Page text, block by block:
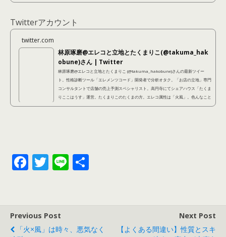
Twitterアカウント
twitter.com
林原琢磨@エレコと立地とたくまりこ(@takuma_hak
obune)さん | Twitter
林原琢磨@エレコと立地とたくまりこ (@takuma_hakobune)さんの最新ツイー
ト。性格診断ツール「エレメンツコード」開発者で分析オタク。「お店の立地」専門
コンサルタントで店舗の売上予測スペシャリスト。高円寺にてシェアハウス「たくま
りここはうす」運営。たくまりこのたくまの方。エレコ属性は「火風」。色んなこと
に手を出しているように見えて、本当は不器用なので結局本質的にやっているのは同
F
ac
b
o
T
w
er
Li
n
Previous Post
「火×風」は時々、悪気なく
Next Post
【よくある間違い】性質とスキ